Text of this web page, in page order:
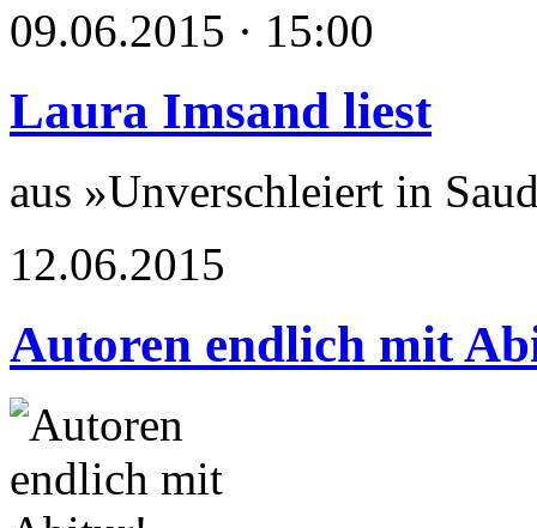
09.06.2015 · 15:00
Laura Imsand liest
aus »Unverschleiert in
12.06.2015
Autoren endlich mit